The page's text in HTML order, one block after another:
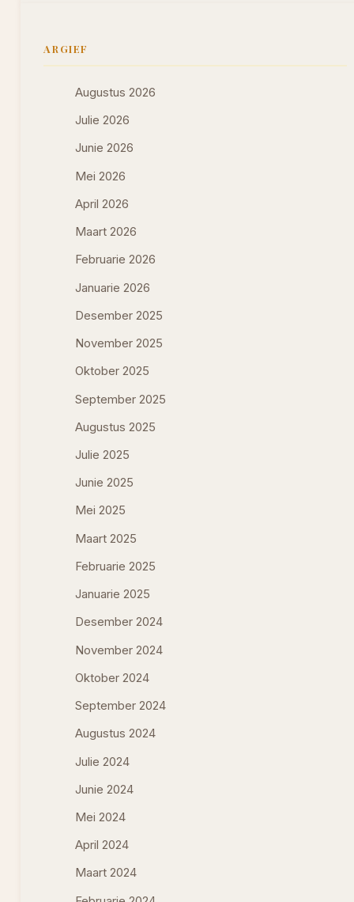
ARGIEF
Augustus 2026
Julie 2026
Junie 2026
Mei 2026
April 2026
Maart 2026
Februarie 2026
Januarie 2026
Desember 2025
November 2025
Oktober 2025
September 2025
Augustus 2025
Julie 2025
Junie 2025
Mei 2025
Maart 2025
Februarie 2025
Januarie 2025
Desember 2024
November 2024
Oktober 2024
September 2024
Augustus 2024
Julie 2024
Junie 2024
Mei 2024
April 2024
Maart 2024